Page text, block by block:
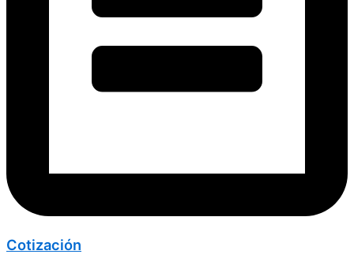
Cotización